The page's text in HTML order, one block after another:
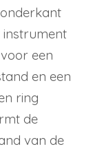
instrument
een
en een
ring
de
van de